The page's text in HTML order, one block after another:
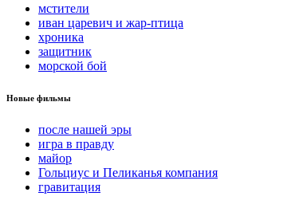
мстители
иван царевич и жар-птица
хроника
защитник
морской бой
Новые фильмы
после нашей эры
игра в правду
майор
Гольциус и Пеликанья компания
гравитация